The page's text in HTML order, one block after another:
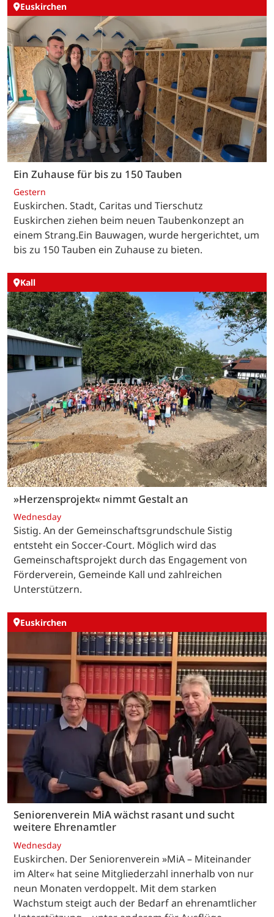
Euskirchen
Ein Zuhause für bis zu 150 Tauben
Gestern
Euskirchen. Stadt, Caritas und Tierschutz
Euskirchen ziehen beim neuen Taubenkonzept an
einem Strang.Ein Bauwagen, wurde hergerichtet, um
bis zu 150 Tauben ein Zuhause zu bieten.
Kall
»Herzensprojekt« nimmt Gestalt an
Wednesday
Sistig. An der Gemeinschaftsgrundschule Sistig
entsteht ein Soccer-Court. Möglich wird das
Gemeinschaftsprojekt durch das Engagement von
Förderverein, Gemeinde Kall und zahlreichen
Unterstützern.
Euskirchen
Seniorenverein MiA wächst rasant und sucht
weitere Ehrenamtler
Wednesday
Euskirchen. Der Seniorenverein »MiA – Miteinander
im Alter« hat seine Mitgliederzahl innerhalb von nur
neun Monaten verdoppelt. Mit dem starken
Wachstum steigt auch der Bedarf an ehrenamtlicher